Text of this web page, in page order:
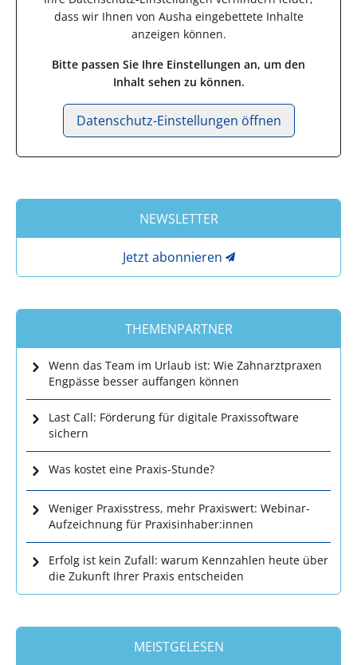
dass wir Ihnen von Ausha eingebettete Inhalte
anzeigen können.
Bitte passen Sie Ihre Einstellungen an, um den
Inhalt sehen zu können.
Datenschutz-Einstellungen öffnen
NEWSLETTER
Jetzt abonnieren
THEMENPARTNER
Wenn das Team im Urlaub ist: Wie Zahnarztpraxen
Engpässe besser auffangen können
Last Call: Förderung für digitale Praxissoftware
sichern
Was kostet eine Praxis-Stunde?
Weniger Praxisstress, mehr Praxiswert: Webinar-
Aufzeichnung für Praxisinhaber:innen
Erfolg ist kein Zufall: warum Kennzahlen heute über
die Zukunft Ihrer Praxis entscheiden
MEISTGELESEN